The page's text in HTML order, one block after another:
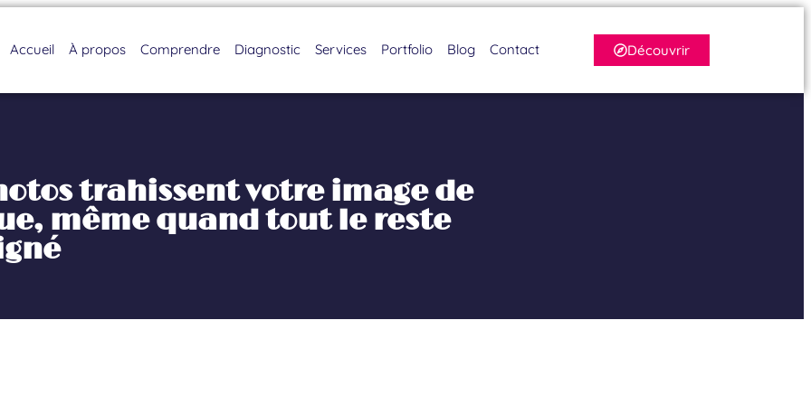
Accueil À propos Comprendre Diagnostic Services Portfolio Blog Contact Découvrir
trahissent votre image de
même quand tout le reste